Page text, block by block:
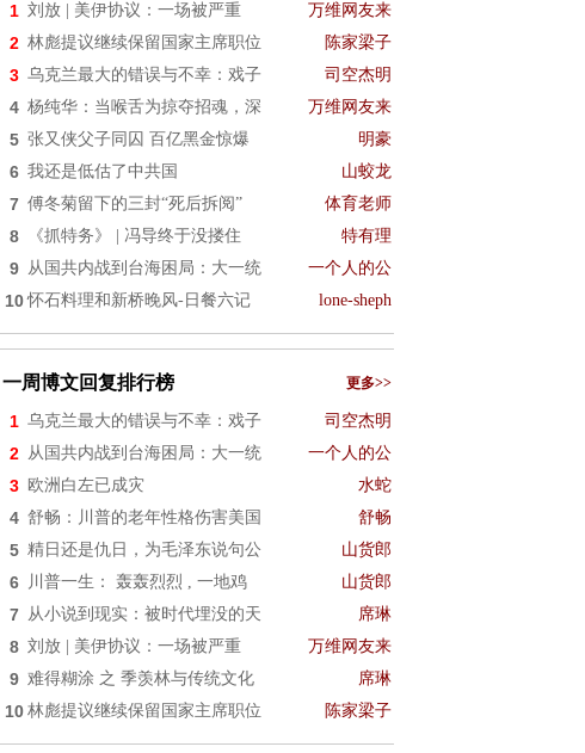
1 刘放 | 美伊协议：一场被严重 万维网友来
2 林彪提议继续保留国家主席职位 陈家梁子
3 乌克兰最大的错误与不幸：戏子 司空杰明
4 杨纯华：当喉舌为掠夺招魂，深 万维网友来
5 张又侠父子同囚 百亿黑金惊爆 明豪
6 我还是低估了中共国 山蛟龙
7 傅冬菊留下的三封“死后拆阅” 体育老师
8 《抓特务》 | 冯导终于没搂住 特有理
9 从国共内战到台海困局：大一统 一个人的公
10 怀石料理和新桥晚风-日餐六记 lone-sheph
一周博文回复排行榜 更多>>
1 乌克兰最大的错误与不幸：戏子 司空杰明
2 从国共内战到台海困局：大一统 一个人的公
3 欧洲白左已成灾 水蛇
4 舒畅：川普的老年性格伤害美国 舒畅
5 精日还是仇日，为毛泽东说句公 山货郎
6 川普一生： 轰轰烈烈 , 一地鸡 山货郎
7 从小说到现实：被时代埋没的天 席琳
8 刘放 | 美伊协议：一场被严重 万维网友来
9 难得糊涂 之 季羡林与传统文化 席琳
10 林彪提议继续保留国家主席职位 陈家梁子